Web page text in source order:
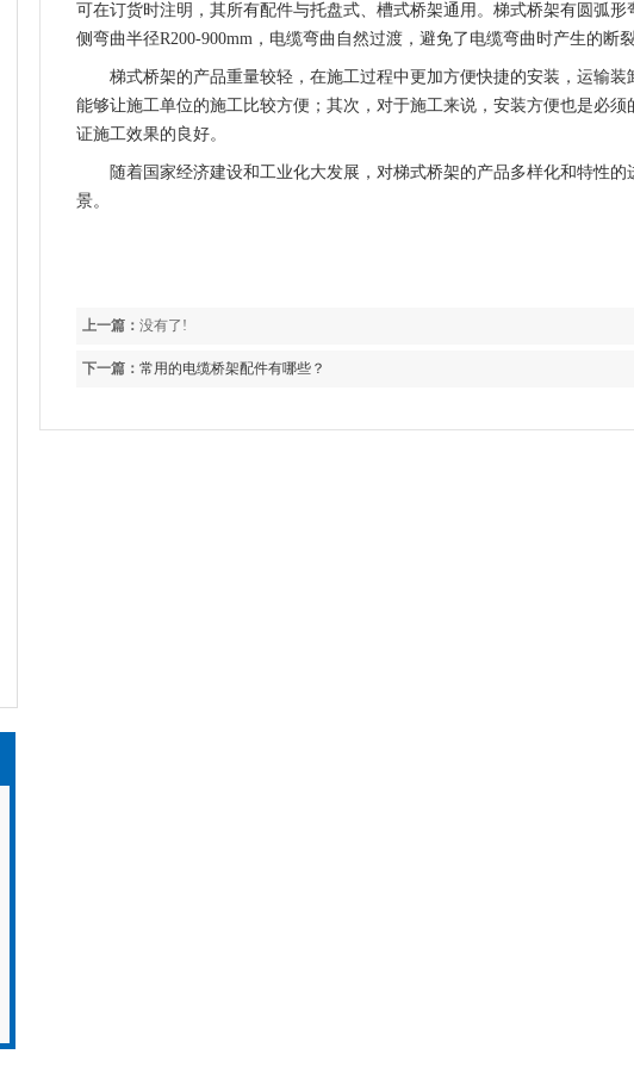
可在订货时注明，其所有配件与托盘式、槽式桥架通用。梯式桥架有圆弧
侧弯曲半径R200-900mm，电缆弯曲自然过渡，避免了电缆弯曲时产生的断
梯式桥架的产品重量较轻，在施工过程中更加方便快捷的安装，运输
能够让施工单位的施工比较方便；其次，对于施工来说，安装方便也是必
证施工效果的良好。
随着国家经济建设和工业化大发展，对梯式桥架的产品多样化和特性
景。
上一篇： 没有了!
下一篇： 常用的电缆桥架配件有哪些？